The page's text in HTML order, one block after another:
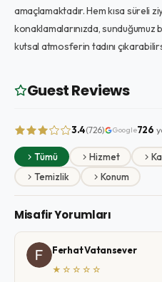
amaçlamaktadır. Hem kısa süreli
konaklamalarınızda, sunduğumuz
kutsal atmosferin tadını
Guest Reviews
3.4(726) Google726
Tümü Hizmet
Temizlik
Konum
Misafir Yorumları
Ferhat Vatansever
★☆☆☆☆